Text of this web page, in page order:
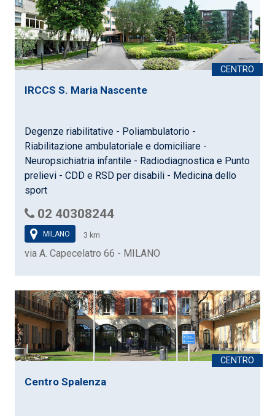
IRCCS S. Maria Nascente
Degenze riabilitative - Poliambulatorio -
Riabilitazione ambulatoriale e domiciliare -
Neuropsichiatria infantile - Radiodiagnostica e Punto
prelievi - CDD e RSD per disabili - Medicina dello
sport
02 40308244
MILANO 3 km
via A. Capecelatro 66 - MILANO
Centro Spalenza